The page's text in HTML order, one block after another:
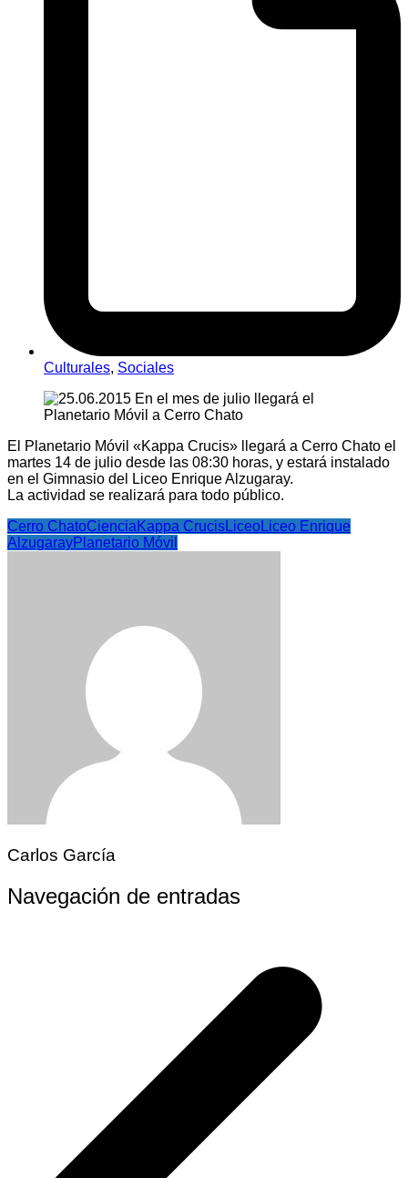
Culturales, Sociales
El Planetario Móvil «Kappa Crucis» llegará a Cerro Chato el
martes 14 de julio desde las 08:30 horas, y estará instalado
en el Gimnasio del Liceo Enrique Alzugaray.
La actividad se realizará para todo público.
Cerro ChatoCienciaKappa CrucisLiceoLiceo Enrique
AlzugarayPlanetario Móvil
Carlos García
Navegación de entradas